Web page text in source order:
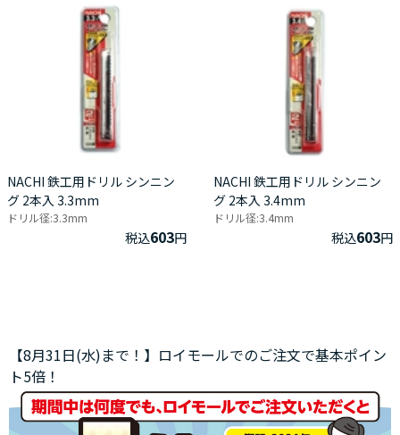
NACHI 鉄工用ドリル シンニン
グ 2本入 3.3mm
ドリル径:3.3mm
税込603円
NACHI 鉄工用ドリル シンニン
グ 2本入 3.4mm
ドリル径:3.4mm
税込603円
【8月31日(水)まで！】ロイモールでのご注文で基本ポイン
ト5倍！